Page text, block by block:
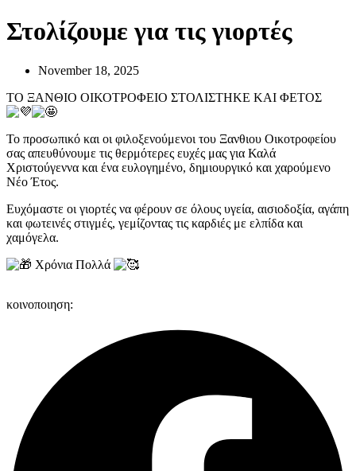
Στολίζουμε για τις γιορτές
November 18, 2025
ΤΟ ΞΑΝΘΙΟ ΟΙΚΟΤΡΟΦΕΙΟ ΣΤΟΛΙΣΤΗΚΕ ΚΑΙ ΦΕΤΟΣ
Το προσωπικό και οι φιλοξενούμενοι του Ξανθιου Οικοτροφείου
σας απευθύνουμε τις θερμότερες ευχές μας για Καλά
Χριστούγεννα και ένα ευλογημένο, δημιουργικό και χαρούμενο
Νέο Έτος.
Ευχόμαστε οι γιορτές να φέρουν σε όλους υγεία, αισιοδοξία, αγάπη
και φωτεινές στιγμές, γεμίζοντας τις καρδιές με ελπίδα και
χαμόγελα.
Χρόνια Πολλά
κοινοποιηση: